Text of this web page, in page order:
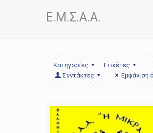
Ε.Μ.Σ.Α.Α.
Κατηγορίες
Ετικέτες
Συντάκτες
Εμφάνιση